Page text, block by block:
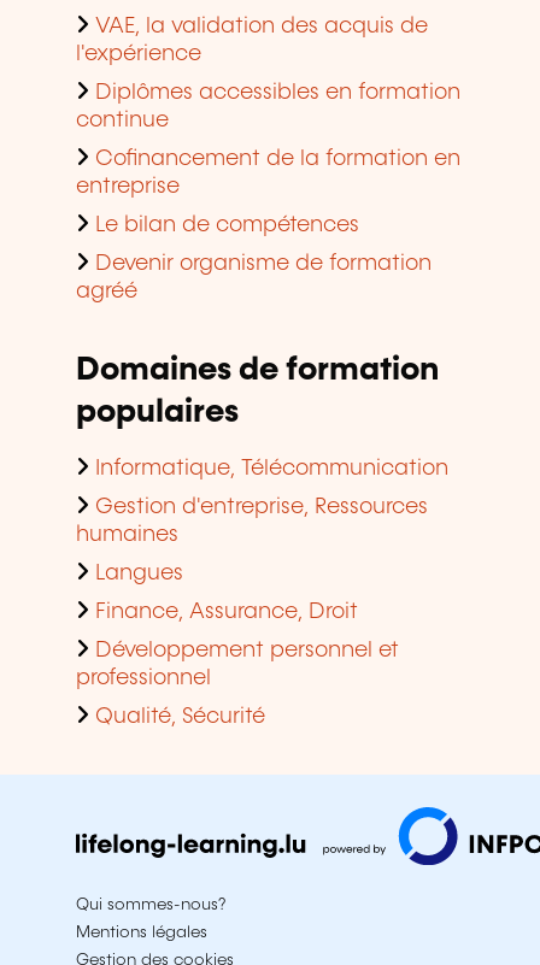
VAE, la validation des acquis de
l'expérience
Diplômes accessibles en formation
continue
Cofinancement de la formation en
entreprise
Le bilan de compétences
Devenir organisme de formation
agréé
Domaines de formation
populaires
Informatique, Télécommunication
Gestion d'entreprise, Ressources
humaines
Langues
Finance, Assurance, Droit
Développement personnel et
professionnel
Qualité, Sécurité
Qui sommes-nous?
Mentions légales
Gestion des cookies